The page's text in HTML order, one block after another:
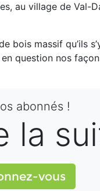
au village de Val-
bois massif qu’ils
question nos
abonnés !
la
vous